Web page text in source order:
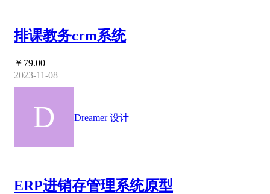
排课教务crm系统
￥79.00
2023-11-08
Dreamer 设计
ERP进销存管理系统原型